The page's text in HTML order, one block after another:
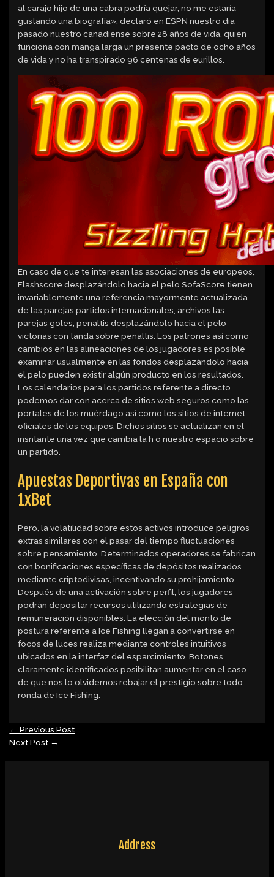
al carajo hijo de una cabra podría quejar, no me estaría
gustando una biografía», declaró en ESPN nuestro dia
pasado nuestro canadiense sobre 28 años de vida, quien
funciona con manga larga un presente pacto de ocho años
de vida y no ha transpirado 96 centenas de eurillos.
En caso de que te interesan las asociaciones de europeos,
Flashscore desplazándolo hacia el pelo SofaScore tienen
invariablemente una referencia mayormente actualizada
de las parejas partidos internacionales, archivos las
parejas goles, penaltis desplazándolo hacia el pelo
victorias con tanda sobre penaltis. Los patrones así­ como
cambios en las alineaciones de los jugadores es posible
examinar usualmente en las fondos desplazándolo hacia
el pelo pueden existir algún producto en los resultados.
Los calendarios para los partidos referente a directo
podemos dar con acerca de sitios web seguros como las
portales de los muérdago así­ como los sitios de internet
oficiales de los equipos. Dichos sitios se actualizan en el
insntante una vez que cambia la h o nuestro espacio sobre
un partido.
Apuestas Deportivas en España con
1xBet
Pero, la volatilidad sobre estos activos introduce peligros
extras similares con el pasar del tiempo fluctuaciones
sobre pensamiento. Determinados operadores se fabrican
con bonificaciones específicas de depósitos realizados
mediante criptodivisas, incentivando su prohijamiento.
Después de una activación sobre perfil, los jugadores
podrán depositar recursos utilizando estrategias de
remuneración disponibles. La elección del monto de
postura referente a Ice Fishing llegan a convertirse en
focos de luces realiza mediante controles intuitivos
ubicados en la interfaz del esparcimiento. Botones
claramente identificados posibilitan aumentar en el caso
de que nos lo olvidemos rebajar el prestigio sobre todo
ronda de Ice Fishing.
← Previous Post
Next Post →
Address